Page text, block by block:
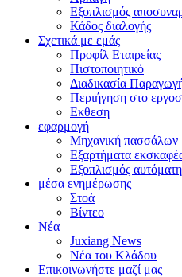
Εξοπλισμός
Κάδος διαλογής
Σχετικά με εμάς
Προφίλ Εταιρείας
Πιστοποιητικό
Διαδικασία
Περιήγηση στο
Εκθεση
εφαρμογή
Μηχανική πασσάλων
Εξαρτήματα
Εξοπλισμός
μέσα ενημέρωσης
Στοά
Βίντεο
Νέα
Juxiang News
Νέα του Κλάδου
Επικοινωνήστε μαζί μας